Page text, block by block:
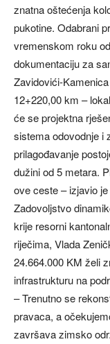
znatna oštećenja
pukotine. Odabrani
vremenskom roku
dokumentaciju za
Zavidovići-
12+220,00 km –
će se projektna
sistema odovodnje i
prilagođavanje
dužini od 5 metara.
ove ceste – izjavio
Zadovoljstvo
krije resorni
riječima, Vlada
24.664.000 KM želi
infrastrukturu na
– Trenutno se
pravaca, a
završava zimsko